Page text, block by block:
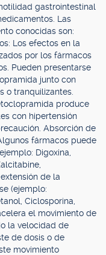
gastrointestinal
Las
conocidas son:
Los efectos en la
por los fármacos
Pueden presentarse
junto con
o tranquilizantes.
produce
con hipertensión
Absorción de
fármacos puede
Digoxina,
de la
(ejemplo:
Ciclosporina,
el movimiento de
la velocidad de
de dosis o de
movimiento